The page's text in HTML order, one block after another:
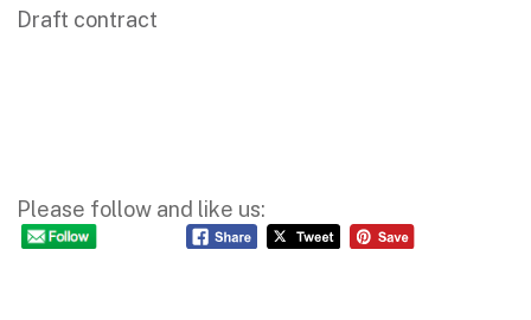
Draft contract
Please follow and like us: